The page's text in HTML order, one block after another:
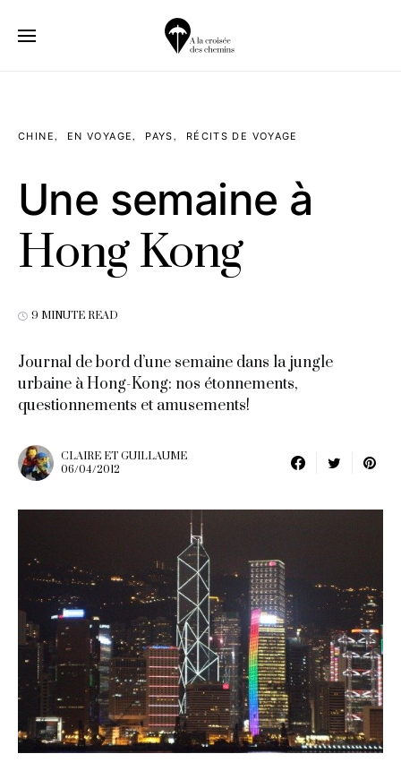
CHINE EN VOYAGE PAYS RÉCITS DE VOYAGE
Une semaine à
Hong Kong
9 MINUTE READ
Journal de bord d’une semaine dans la jungle
urbaine à Hong-Kong: nos étonnements,
questionnements et amusements!
CLAIRE ET GUILLAUME
06/04/2012